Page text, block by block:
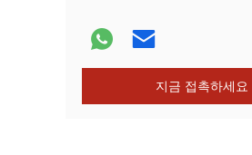
지금 접촉하세요